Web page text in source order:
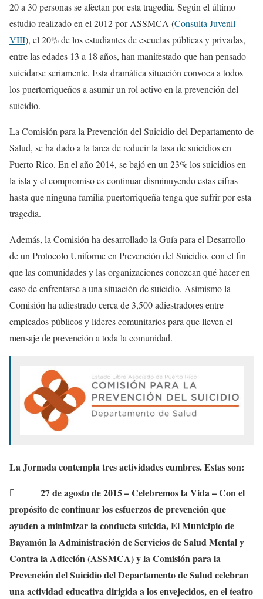
20 a 30 personas se afectan por esta tragedia. Según el último
estudio realizado en el 2012 por ASSMCA (Consulta Juvenil
VIII), el 20% de los estudiantes de escuelas públicas y privadas,
entre las edades 13 a 18 años, han manifestado que han pensado
suicidarse seriamente. Esta dramática situación convoca a todos
los puertorriqueños a asumir un rol activo en la prevención del
suicidio.
La Comisión para la Prevención del Suicidio del Departamento de
Salud, se ha dado a la tarea de reducir la tasa de suicidios en
Puerto Rico. En el año 2014, se bajó en un 23% los suicidios en
la isla y el compromiso es continuar disminuyendo estas cifras
hasta que ninguna familia puertorriqueña tenga que sufrir por esta
tragedia.
Además, la Comisión ha desarrollado la Guía para el Desarrollo
de un Protocolo Uniforme en Prevención del Suicidio, con el fin
que las comunidades y las organizaciones conozcan qué hacer en
caso de enfrentarse a una situación de suicidio. Asimismo la
Comisión ha adiestrado cerca de 3,500 adiestradores entre
empleados públicos y líderes comunitarios para que lleven el
mensaje de prevención a toda la comunidad.
La Jornada contempla tres actividades cumbres. Estas son:
 27 de agosto de 2015 – Celebremos la Vida – Con el
propósito de continuar los esfuerzos de prevención que
ayuden a minimizar la conducta suicida, El Municipio de
Bayamón la Administración de Servicios de Salud Mental y
Contra la Adicción (ASSMCA) y la Comisión para la
Prevención del Suicidio del Departamento de Salud celebran
una actividad educativa dirigida a los envejecidos, en el teatro